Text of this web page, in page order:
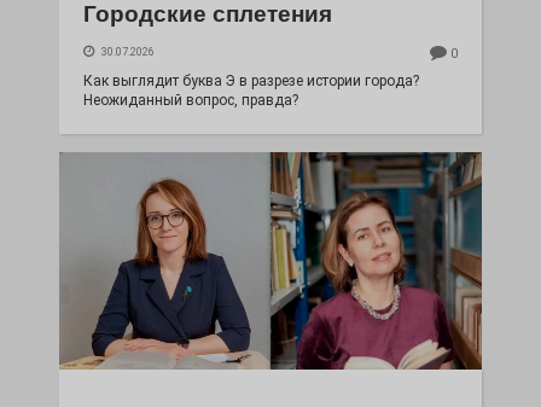
Городские сплетения
30.07.2026 0
Как выглядит буква Э в разрезе истории города?
Неожиданный вопрос, правда?